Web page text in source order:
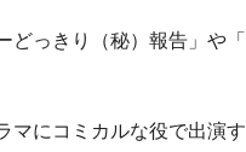
どっきり（秘）報告」や
マにコミカルな役で出演